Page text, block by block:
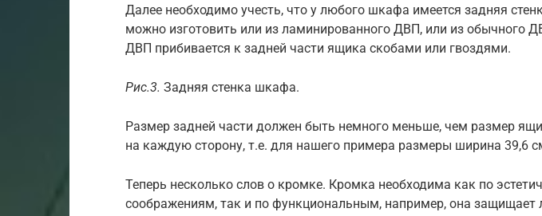
Далее необходимо учесть, что у любого шкафа имеется задняя
можно изготовить или из ламинированного ДВП, или из обычного
ДВП прибивается к задней части ящика скобами или гвоздями.
Рис.3. Задняя стенка шкафа.
Размер задней части должен быть немного меньше, чем размер
на каждую сторону, т.е. для нашего примера размеры ширина 39,6
Теперь несколько слов о кромке. Кромка необходима как по
соображениям, так и по функциональным, например, она защищает